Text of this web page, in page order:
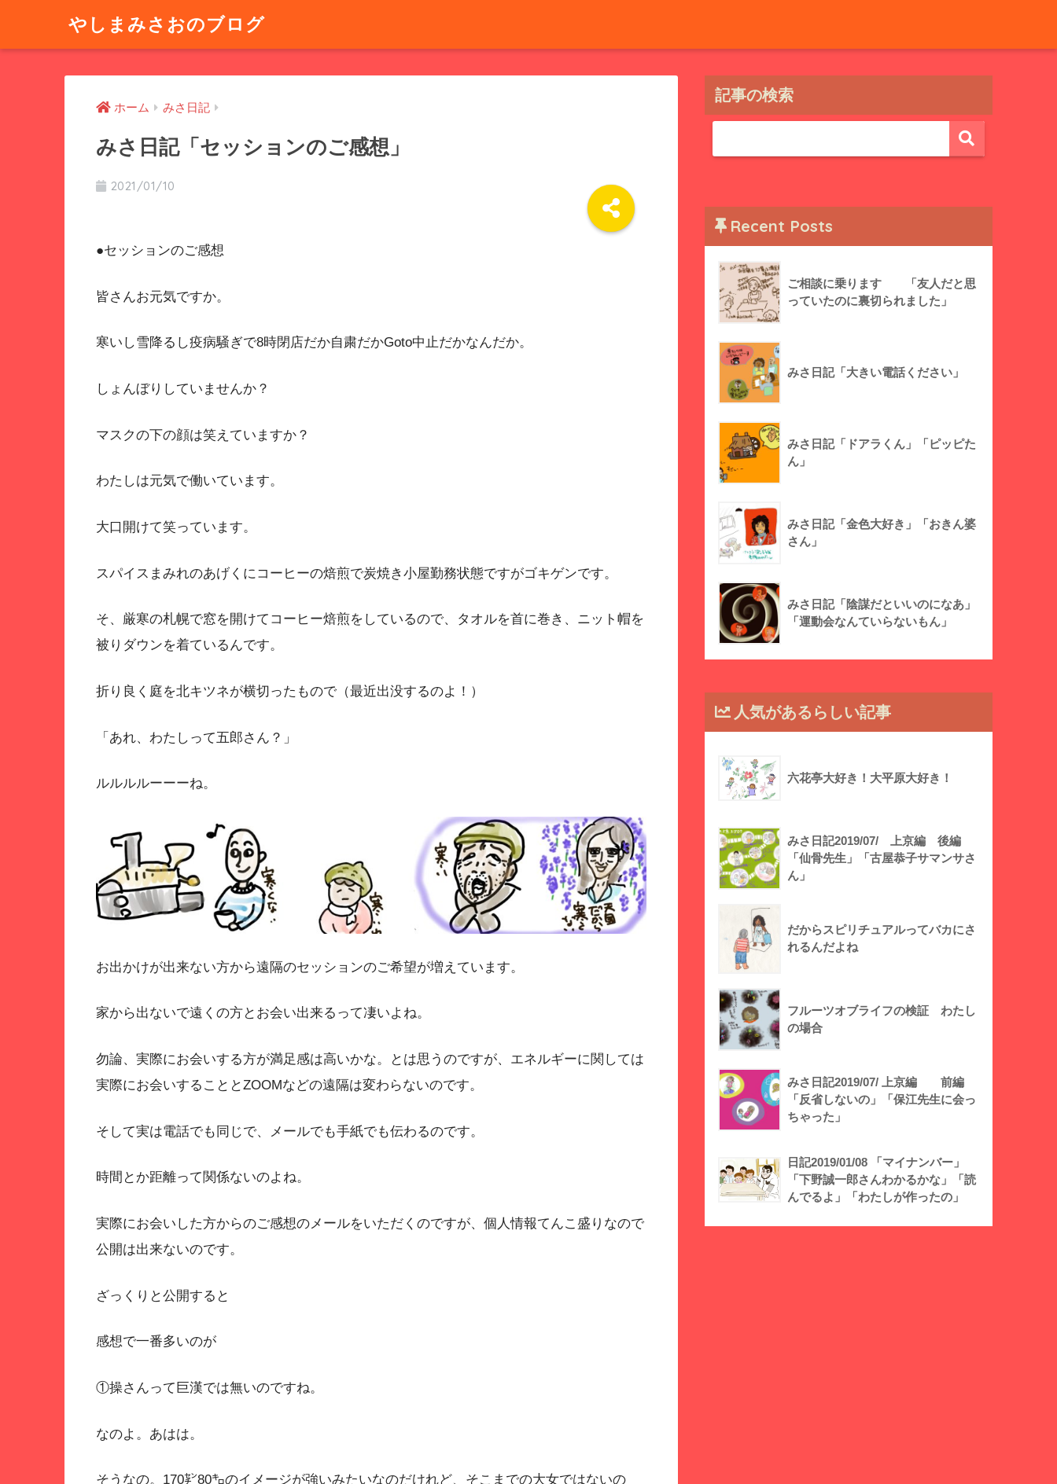
やしまみさおのブログ
ホーム みさ日記
みさ日記「セッションのご感想」
2021/01/10
●セッションのご感想
皆さんお元気ですか。
寒いし雪降るし疫病騒ぎで8時閉店だか自粛だかGoto中止だかなんだか。
しょんぼりしていませんか？
マスクの下の顔は笑えていますか？
わたしは元気で働いています。
大口開けて笑っています。
スパイスまみれのあげくにコーヒーの焙煎で炭焼き小屋勤務状態ですがゴキゲンです。
そ、厳寒の札幌で窓を開けてコーヒー焙煎をしているので、タオルを首に巻き、ニット帽を
被りダウンを着ているんです。
折り良く庭を北キツネが横切ったもので（最近出没するのよ！）
「あれ、わたしって五郎さん？」
ルルルルーーーね。
お出かけが出来ない方から遠隔のセッションのご希望が増えています。
家から出ないで遠くの方とお会い出来るって凄いよね。
勿論、実際にお会いする方が満足感は高いかな。とは思うのですが、エネルギーに関しては
実際にお会いすることとZOOMなどの遠隔は変わらないのです。
そして実は電話でも同じで、メールでも手紙でも伝わるのです。
時間とか距離って関係ないのよね。
実際にお会いした方からのご感想のメールをいただくのですが、個人情報てんこ盛りなので
公開は出来ないのです。
ざっくりと公開すると
感想で一番多いのが
①操さんって巨漢では無いのですね。
なのよ。あはは。
そうなの。170㌢80㌔のイメージが強いみたいなのだけれど、そこまでの大女ではないの
記事の検索
Recent Posts
ご相談に乗ります 「友人だと思
っていたのに裏切られました」
みさ日記「大きい電話ください」
みさ日記「ドアラくん」「ピッピた
ん」
みさ日記「金色大好き」「おきん婆
さん」
みさ日記「陰謀だといいのになあ」
「運動会なんていらないもん」
人気があるらしい記事
六花亭大好き！大平原大好き！
みさ日記2019/07/ 上京編 後編
「仙骨先生」「古屋恭子サマンサさ
ん」
だからスピリチュアルってバカにさ
れるんだよね
フルーツオブライフの検証 わたし
の場合
みさ日記2019/07/ 上京編 前編
「反省しないの」「保江先生に会っ
ちゃった」
日記2019/01/08 「マイナンバー」
「下野誠一郎さんわかるかな」「読
んでるよ」「わたしが作ったの」